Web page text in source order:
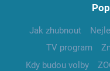
Jak zhubnout
TV program
Kdy budou volby